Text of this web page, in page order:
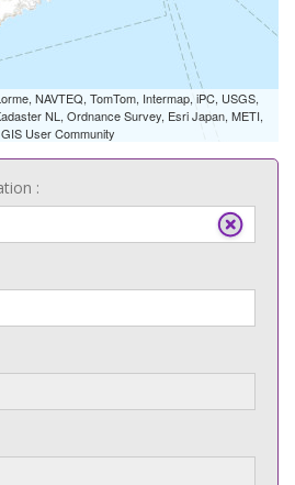
NAVTEQ, TomTom, Intermap, iPC, USGS,
NL, Ordnance Survey, Esri Japan, METI,
User Community
: